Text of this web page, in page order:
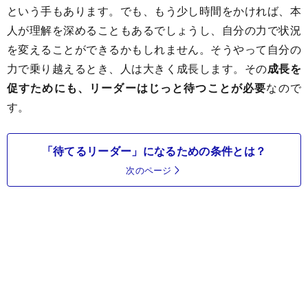
という手もあります。でも、もう少し時間をかければ、本
人が理解を深めることもあるでしょうし、自分の力で状況
を変えることができるかもしれません。そうやって自分の
力で乗り越えるとき、人は大きく成長します。その成長を
促すためにも、リーダーはじっと待つことが必要なので
す。
「待てるリーダー」になるための条件とは？
次のページ